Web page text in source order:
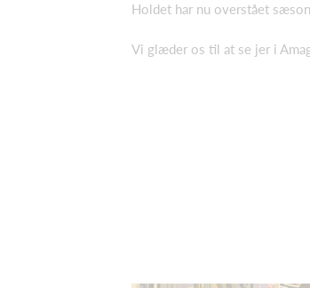
Holdet har nu overstået
Vi glæder os til at se jer i